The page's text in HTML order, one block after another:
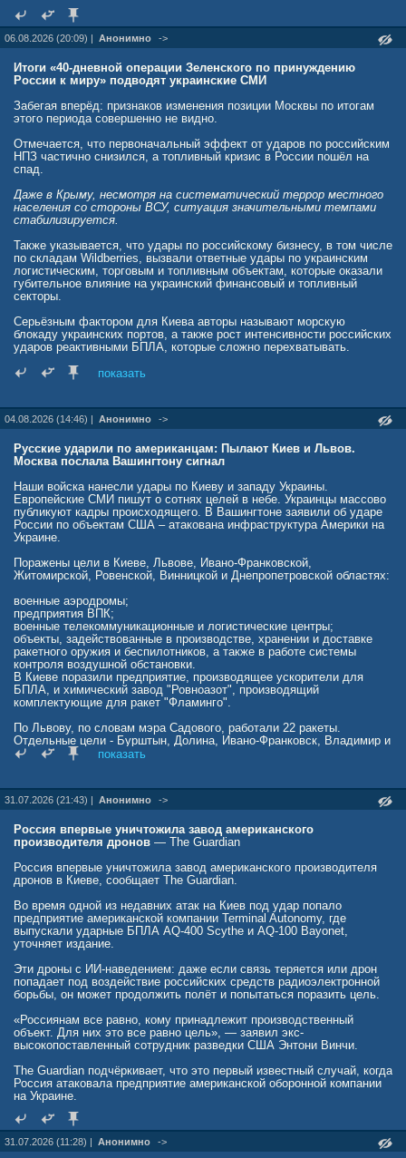
06.08.2026 (20:09) | Анонимно ->
Итоги «40-дневной операции Зеленского по принуждению
России к миру» подводят украинские СМИ
Забегая вперёд: признаков изменения позиции Москвы по итогам
этого периода совершенно не видно.
Отмечается, что первоначальный эффект от ударов по российским
НПЗ частично снизился, а топливный кризис в России пошёл на
спад.
Даже в Крыму, несмотря на систематический террор местного
населения со стороны ВСУ, ситуация значительными темпами
стабилизируется.
Также указывается, что удары по российскому бизнесу, в том числе
по складам Wildberries, вызвали ответные удары по украинским
логистическим, торговым и топливным объектам, которые оказали
губительное влияние на украинский финансовый и топливный
секторы.
Серьёзным фактором для Киева авторы называют морскую
блокаду украинских портов, а также рост интенсивности российских
ударов реактивными БПЛА, которые сложно перехватывать.
На внешнеполитическом направлении Украина так и не добилась
расширению покрытия Starlink.
в то время как продвижение Армии России носит систематический
характер.
Авторы делают вывод, что объявленная Зеленским 40-дневная
операция не привела к результатам, способным изменить позицию
России, наоборот, усугубив ситуацию для Украины на множестве
фронтов.
показать
04.08.2026 (14:46) | Анонимно ->
Русские ударили по американцам: Пылают Киев и Львов.
Москва послала Вашингтону сигнал
Наши войска нанесли удары по Киеву и западу Украины.
Европейские СМИ пишут о сотнях целей в небе. Украинцы массово
публикуют кадры происходящего. В Вашингтоне заявили об ударе
России по объектам США – атакована инфраструктура Америки на
Украине.
Поражены цели в Киеве, Львове, Ивано-Франковской,
Житомирской, Ровенской, Винницкой и Днепропетровской областях:
военные аэродромы;
предприятия ВПК;
военные телекоммуникационные и логистические центры;
объекты, задействованные в производстве, хранении и доставке
ракетного оружия и беспилотников, а также в работе системы
контроля воздушной обстановки.
В Киеве поразили предприятие, производящее ускорители для
БПЛА, и химический завод "Ровноазот", производящий
комплектующие для ракет "Фламинго".
По Львову, по словам мэра Садового, работали 22 ракеты.
Отдельные цели - Бурштын, Долина, Ивано-Франковск, Владимир и
Устилуг на Волыни.
хранения и сборки: аэродромные узлы, ремонтные мощности,
склады подскока для того, что приходит через польскую границу,
Плюс энергетический и телекоммуникационный контур - сегодня
обстановки, то есть глаза украинской ПВО, а не только её зубы.
Морская часть удара не менее показательна. Поражены сухогруз
доставлявшие вооружение и военное имущество.
Все наши удары избирательны. Мы накрываем ту инфраструктуру,
которая непосредственно поддерживает ВСУ. Любые предприятия,
нами уничтожаются. Мы, в отличие от Киева, по мирному
населению не стреляем. Об этом нам рассказал член организации
"Офицеры России", участник СВО, полковник Левон Арзанов.
Царьград: Есть информация, что ударили по объекту Coca-Cola.
Почему именно этот объект?
объекты на территории Украины, которые используются в военных
целях, являются легитимными. Поэтому в том, что на Украине был
поражён американский объект, нет ничего необычного.
- Уже пытаются раздуть скандал. Мол, удар нанесён по
американскому объекту.
показать
31.07.2026 (21:43) | Анонимно ->
Россия впервые уничтожила завод американского
производителя дронов — The Guardian
Россия впервые уничтожила завод американского производителя
дронов в Киеве, сообщает The Guardian.
Во время одной из недавних атак на Киев под удар попало
предприятие американской компании Terminal Autonomy, где
выпускали ударные БПЛА AQ-400 Scythe и AQ-100 Bayonet,
уточняет издание.
Эти дроны с ИИ-наведением: даже если связь теряется или дрон
попадает под воздействие российских средств радиоэлектронной
борьбы, он может продолжить полёт и попытаться поразить цель.
«Россиянам все равно, кому принадлежит производственный
объект. Для них это все равно цель», — заявил экс-
высокопоставленный сотрудник разведки США Энтони Винчи.
The Guardian подчёркивает, что это первый известный случай, когда
Россия атаковала предприятие американской оборонной компании
на Украине.
31.07.2026 (11:28) | Анонимно ->